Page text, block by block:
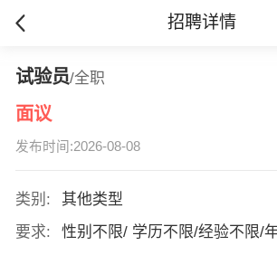
招聘详情
试验员/全职
面议
发布时间:2026-08-08
类别:
其他类型
要求:
性别不限/ 学历不限/经验不限/